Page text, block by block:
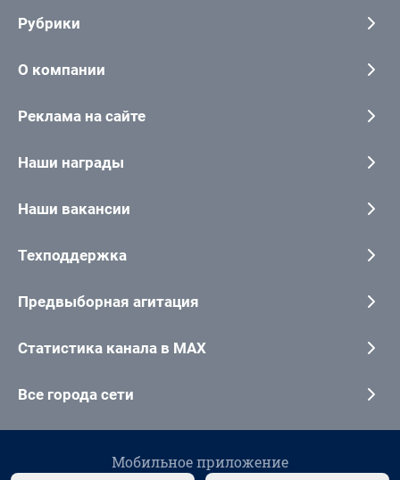
Рубрики
О компании
Реклама на сайте
Наши награды
Наши вакансии
Техподдержка
Предвыборная агитация
Статистика канала в MAX
Все города сети
Мобильное приложение